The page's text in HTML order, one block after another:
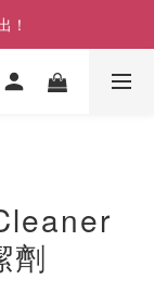
！
劑